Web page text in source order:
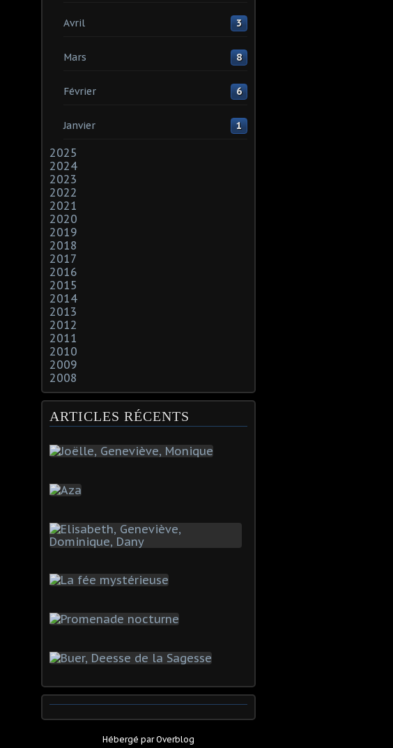
Avril 3
Mars 8
Février 6
Janvier 1
2025
2024
2023
2022
2021
2020
2019
2018
2017
2016
2015
2014
2013
2012
2011
2010
2009
2008
ARTICLES RÉCENTS
Hébergé parOverblog